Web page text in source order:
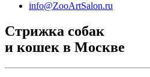
info@ZooArtSalon.ru
Стрижка собак
и кошек в Москве